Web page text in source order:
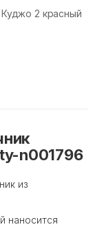
2 красный
n001796
из
наносится